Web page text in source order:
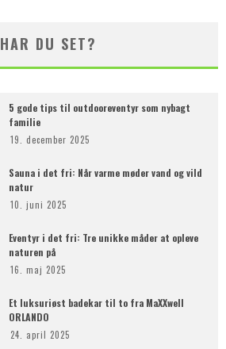
HAR DU SET?
5 gode tips til outdooreventyr som nybagt
familie
19. december 2025
Sauna i det fri: Når varme møder vand og vild
natur
10. juni 2025
Eventyr i det fri: Tre unikke måder at opleve
naturen på
16. maj 2025
Et luksuriøst badekar til to fra MaXXwell
ORLANDO
24. april 2025